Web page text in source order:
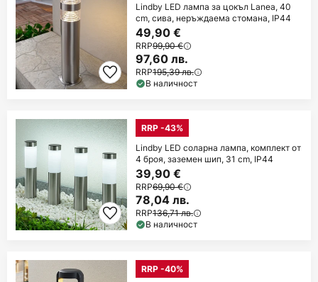
Lindby LED лампа за цокъл Lanea, 40
cm, сива, неръждаема стомана, IP44
49,90 €
RRP99,90 €
97,60 лв.
RRP195,39 лв.
В наличност
RRP -43%
Lindby LED соларна лампа, комплект от
4 броя, заземен шип, 31 cm, IP44
39,90 €
RRP69,90 €
78,04 лв.
RRP136,71 лв.
В наличност
RRP -40%